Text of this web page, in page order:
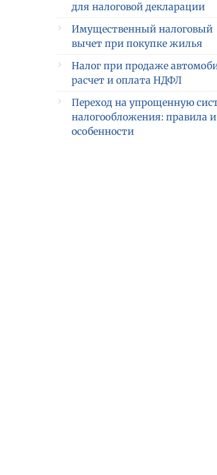
для налоговой декларации
Имущественный налоговый
вычет при покупке жилья
Налог при продаже
расчет и оплата НДФЛ
Переход на упрощенную
налогообложения: правила и
особенности